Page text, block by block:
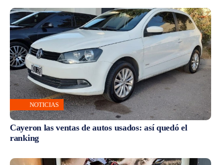
NOTICIAS
Cayeron las ventas de autos usados: así quedó el
ranking